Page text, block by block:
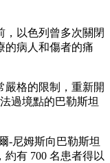
，以色列曾多次關閉
的病人和傷者的痛
嚴格的限制，重新開
過境點的巴勒斯坦
-尼姆斯向巴勒斯坦
有 700 名患者得以